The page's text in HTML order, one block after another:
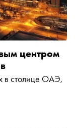
центром
в столице ОАЭ,